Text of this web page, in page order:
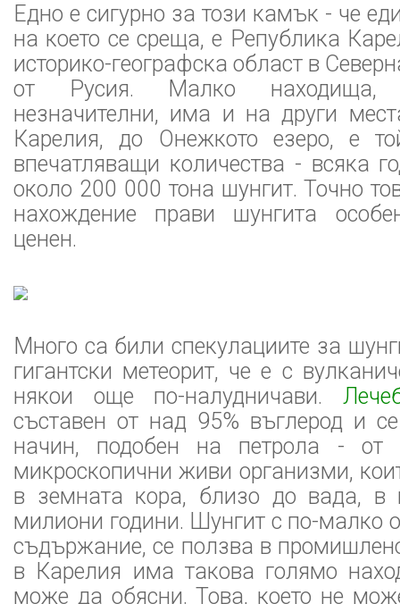
Едно е сигурно за този камък - че
на което се среща, е Република
историко-географска област в
от Русия. Малко находища,
незначителни, има и на други
Карелия, до Онежкото езеро, е
впечатляващи количества - всяка
около 200 000 тона шунгит. Точно
нахождение прави шунгита
ценен.
Много са били спекулациите за
гигантски метеорит, че е с
някои още по-налудничави.
съставен от над 95% въглерод и
начин, подобен на петрола - от
микроскопични живи организми,
в земната кора, близо до вада, в
милиони години. Шунгит с по-малко
съдържание, се ползва в
в Карелия има такова голямо
може да обясни. Това, което не